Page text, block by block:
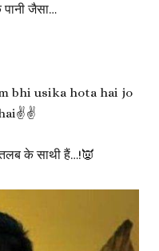
जैसा…
bhi usika hota hai jo
के साथी हैं…!👿